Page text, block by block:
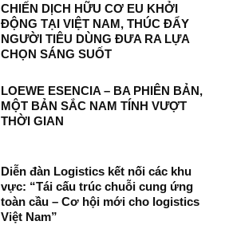
CHIẾN DỊCH HỮU CƠ EU KHỞI
ĐỘNG TẠI VIỆT NAM, THÚC ĐẨY
NGƯỜI TIÊU DÙNG ĐƯA RA LỰA
CHỌN SÁNG SUỐT
LOEWE ESENCIA – BA PHIÊN BẢN,
MỘT BẢN SẮC NAM TÍNH VƯỢT
THỜI GIAN
Diễn đàn Logistics kết nối các khu
vực: “Tái cấu trúc chuỗi cung ứng
toàn cầu – Cơ hội mới cho logistics
Việt Nam”